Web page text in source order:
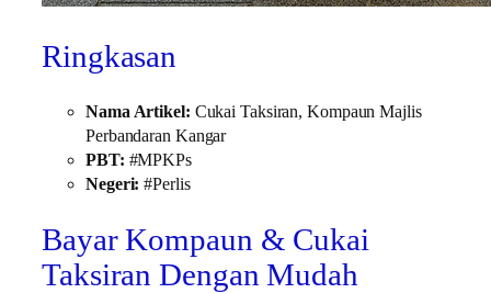
Ringkasan
Nama Artikel: Cukai Taksiran, Kompaun Majlis
Perbandaran Kangar
PBT: #MPKPs
Negeri: #Perlis
Bayar Kompaun & Cukai
Taksiran Dengan Mudah